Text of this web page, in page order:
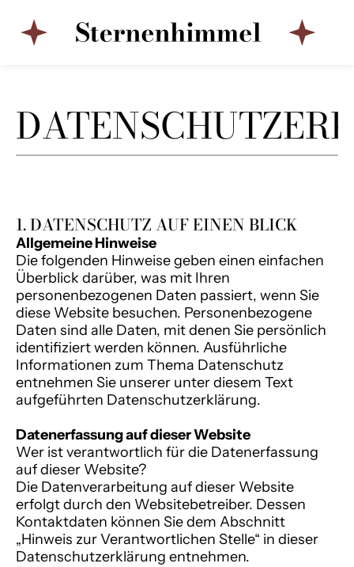
1. DATENSCHUTZ AUF EINEN BLICK
Allgemeine Hinweise
Die folgenden Hinweise geben einen einfachen
Überblick darüber, was mit Ihren
personenbezogenen Daten passiert, wenn Sie
diese Website besuchen. Personenbezogene
Daten sind alle Daten, mit denen Sie persönlich
identifiziert werden können. Ausführliche
Informationen zum Thema Datenschutz
entnehmen Sie unserer unter diesem Text
aufgeführten Datenschutzerklärung.
Datenerfassung auf dieser Website
Wer ist verantwortlich für die Datenerfassung
auf dieser Website?
Die Datenverarbeitung auf dieser Website
erfolgt durch den Websitebetreiber. Dessen
Kontaktdaten können Sie dem Abschnitt
„Hinweis zur Verantwortlichen Stelle“ in dieser
Datenschutzerklärung entnehmen.